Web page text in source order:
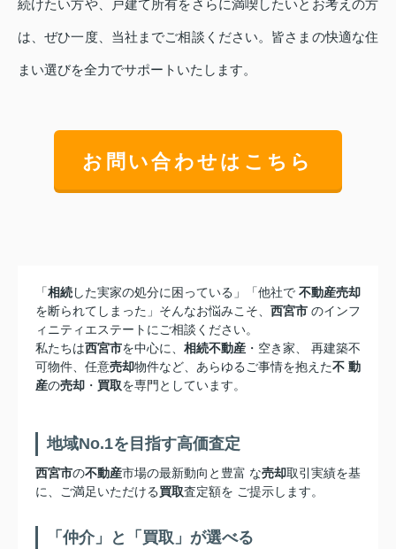
続けたい方や、戸建て所有をさらに満喫したいとお考えの方
は、ぜひ一度、当社までご相談ください。皆さまの快適な住
まい選びを全力でサポートいたします。
お問い合わせはこちら
「相続した実家の処分に困っている」「他社で 不動産売却
を断られてしまった」そんなお悩みこそ、 西宮市 のインフ
ィニティエステートにご相談ください。
私たちは西宮市を中心に、 相続不動産 ・空き家、 再建築不
可物件、任意売却物件など、あらゆるご事情を抱えた不 動
産の売却 ・ 買取を専門としています。
地域No.1を目指す高価査定
西宮市の不動産市場の最新動向と豊富 な売却取引実績を基
に、ご満足いただける買取査定額を ご提示します。
「仲介」と「買取」が選べる